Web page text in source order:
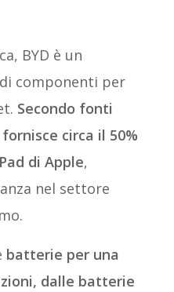
BYD è un
componenti per
Secondo fonti
circa il 50%
di Apple,
nel settore
batterie per una
dalle batterie